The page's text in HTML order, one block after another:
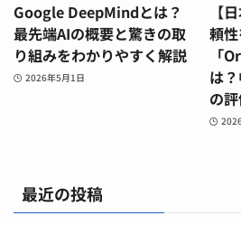
Google DeepMindとは？
最先端AIの概要と驚きの取
り組みをわかりやすく解説
2026年5月1日
【
頼
「
は
の
最近の投稿